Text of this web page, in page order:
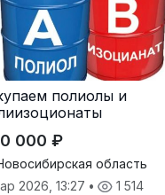
полиолы и
000 ₽
область
2026, 13:27 • 1 514